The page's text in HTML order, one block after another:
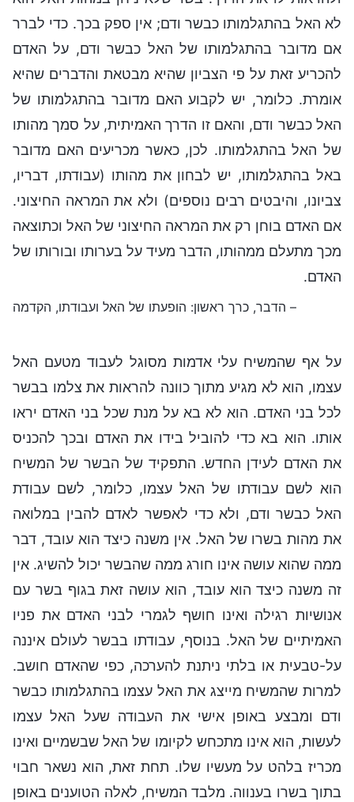
לא האל בהתגלמותו כבשר ודם; אין ספק בכך. כדי לברר
אם מדובר בהתגלמותו של האל כבשר ודם, על האדם
להכריע זאת על פי הצביון שהיא מבטאת והדברים שהיא
אומרת. כלומר, יש לקבוע האם מדובר בהתגלמותו של
האל כבשר ודם, והאם זו הדרך האמיתית, על סמך מהותו
של האל בהתגלמותו. לכן, כאשר מכריעים האם מדובר
באל בהתגלמותו, יש לבחון את מהותו (עבודתו, דבריו,
צביונו, והיבטים רבים נוספים) ולא את המראה החיצוני.
אם האדם בוחן רק את המראה החיצוני של האל וכתוצאה
מכך מתעלם ממהותו, הדבר מעיד על בערותו ובורותו של
האדם.
– הדבר, כרך ראשון: הופעתו של האל ועבודתו, הקדמה
על אף שהמשיח עלי אדמות מסוגל לעבוד מטעם האל
עצמו, הוא לא מגיע מתוך כוונה להראות את צלמו בבשר
לכל בני האדם. הוא לא בא על מנת שכל בני האדם יראו
אותו. הוא בא כדי להוביל בידו את האדם ובכך להכניס
את האדם לעידן החדש. התפקיד של הבשר של המשיח
הוא לשם עבודתו של האל עצמו, כלומר, לשם עבודת
האל כבשר ודם, ולא כדי לאפשר לאדם להבין במלואה
את מהות בשרו של האל. אין משנה כיצד הוא עובד, דבר
ממה שהוא עושה אינו חורג ממה שהבשר יכול להשיג. אין
זה משנה כיצד הוא עובד, הוא עושה זאת בגוף בשר עם
אנושיות רגילה ואינו חושף לגמרי לבני האדם את פניו
האמיתיים של האל. בנוסף, עבודתו בבשר לעולם איננה
על-טבעית או בלתי ניתנת להערכה, כפי שהאדם חושב.
למרות שהמשיח מייצג את האל עצמו בהתגלמותו כבשר
ודם ומבצע באופן אישי את העבודה שעל האל עצמו
לעשות, הוא אינו מתכחש לקיומו של האל שבשמיים ואינו
מכריז בלהט על מעשיו שלו. תחת זאת, הוא נשאר חבוי
בתוך בשרו בענווה. מלבד המשיח, לאלה הטוענים באופן